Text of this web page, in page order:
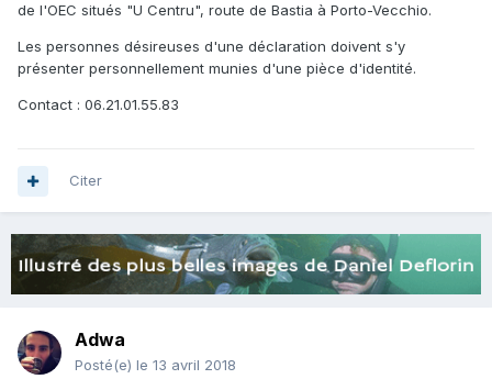
de l'OEC situés "U Centru", route de Bastia à Porto-Vecchio.
Les personnes désireuses d'une déclaration doivent s'y
présenter personnellement munies d'une pièce d'identité.
Contact : 06.21.01.55.83
Citer
Adwa
Posté(e) le 13 avril 2018